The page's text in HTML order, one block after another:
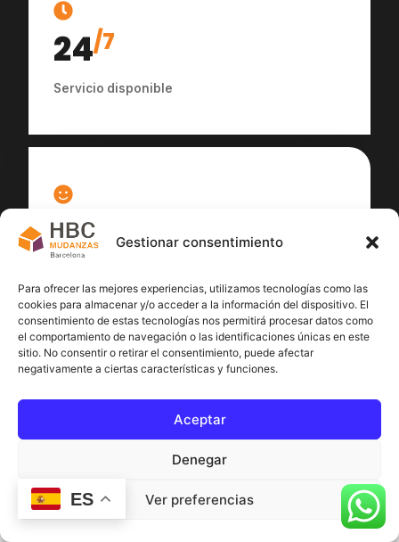
Gestionar consentimiento
Para ofrecer las mejores experiencias, utilizamos tecnologías como las
cookies para almacenar y/o acceder a la información del dispositivo. El
consentimiento de estas tecnologías nos permitirá procesar datos como
el comportamiento de navegación o las identificaciones únicas en este
sitio. No consentir o retirar el consentimiento, puede afectar
negativamente a ciertas características y funciones.
Aceptar
Denegar
Ver preferencias
24/7
Servicio disponible
100
ES